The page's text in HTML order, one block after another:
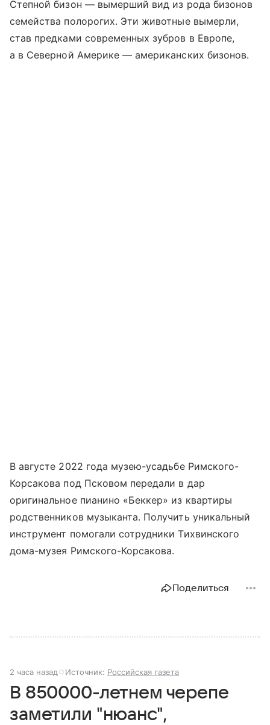
Степной бизон — вымерший вид из рода бизонов
семейства полорогих. Эти животные вымерли,
став предками современных зубров в Европе,
а в Северной Америке — американских бизонов.
В августе 2022 года музею-усадьбе Римского-
Корсакова под Псковом передали в дар
оригинальное пианино «Беккер» из квартиры
родственников музыканта. Получить уникальный
инструмент помогали сотрудники Тихвинского
дома-музея Римского-Корсакова.
Поделиться
2 часа назад Источник: Российская газета
В 850000-летнем черепе
заметили "нюанс",